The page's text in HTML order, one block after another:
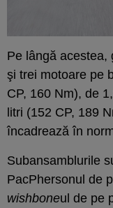
Pe lângă acestea,
şi trei motoare pe
CP, 160 Nm), de
litri (152 CP, 189
încadrează în
Subansamblurile
PacPhersonul de
wishboneul de pe